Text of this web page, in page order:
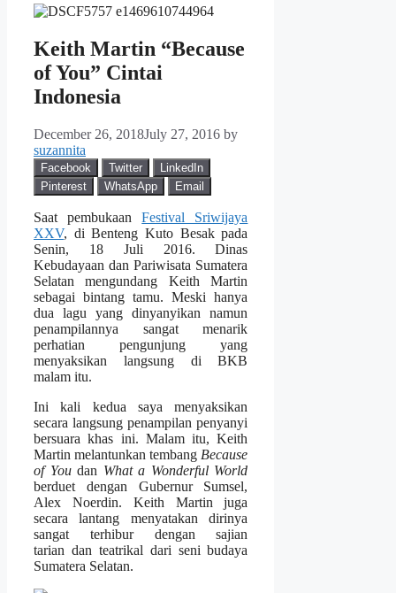
Keith Martin “Because
of You” Cintai
Indonesia
December 26, 2018July 27, 2016 by
suzannita
Facebook Twitter
LinkedIn
Pinterest
WhatsApp Email
Saat pembukaanFestival Sriwijaya
XXV, di Benteng Kuto Besak pada
Senin, 18 Juli 2016. Dinas
Kebudayaan dan Pariwisata Sumatera
Selatan mengundang Keith Martin
sebagai bintang tamu. Meski hanya
dua lagu yang dinyanyikan namun
penampilannya sangat menarik
perhatian pengunjung yang
menyaksikan langsung di BKB
malam itu.
Ini kali kedua saya menyaksikan
secara langsung penampilan penyanyi
bersuara khas ini. Malam itu, Keith
Martin melantunkan tembang Because
of Youdan What a Wonderful World
berduet dengan Gubernur Sumsel,
Alex Noerdin. Keith Martin juga
secara lantang menyatakan dirinya
sangat terhibur dengan sajian
tarian dan teatrikal dari seni budaya
Sumatera Selatan.